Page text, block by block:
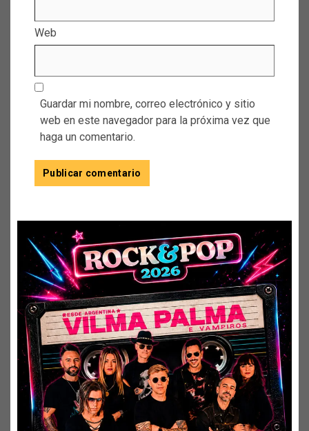
Web
Guardar mi nombre, correo electrónico y sitio
web en este navegador para la próxima vez que
haga un comentario.